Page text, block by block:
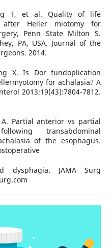
T, et al. Quality of life
Heller miotomy for
Penn State Milton S.
PA, USA. Journal of the
2014.
X. Is Dor fundoplication
for achalasia? A
2013;19(43):7804-7812.
Partial anterior vs partial
transabdominal
of the esophagus.
dysphagia. JAMA Surg